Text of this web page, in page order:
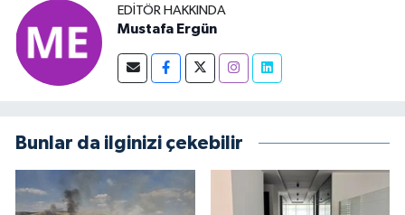
EDITÖR HAKKINDA
Mustafa Ergün
Bunlar da ilginizi çekebilir